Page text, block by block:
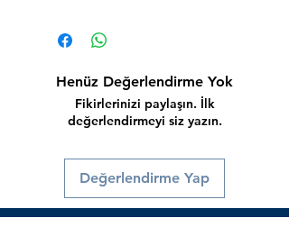
Henüz Değerlendirme Yok
Fikirlerinizi paylaşın. İlk
değerlendirmeyi siz yazın.
Değerlendirme Yap